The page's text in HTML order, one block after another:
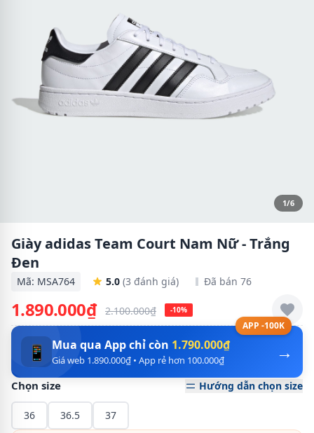
1/6
Giày adidas Team Court Nam Nữ - Trắng
Đen
Mã: MSA764 5.0 (3 đánh giá) Đã bán 76
1.890.000₫ 2.100.000₫ -10%
APP -100K
→
📱 Mua qua App chỉ còn 1.790.000₫
Giá web 1.890.000₫ • App rẻ hơn 100.000₫
Chọn size Hướng dẫn chọn size
36 36.5 37